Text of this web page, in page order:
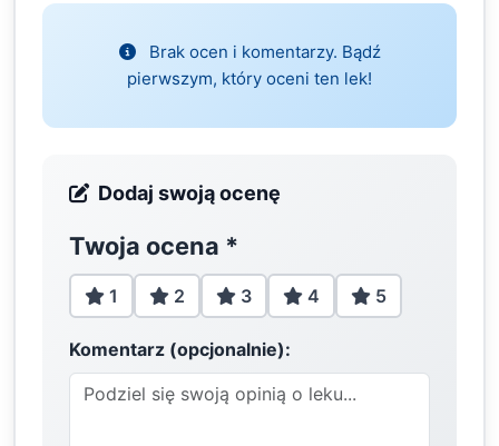
Brak ocen i komentarzy. Bądź
pierwszym, który oceni ten lek!
Dodaj swoją ocenę
Twoja ocena *
1 2 3 4 5
Komentarz (opcjonalnie):